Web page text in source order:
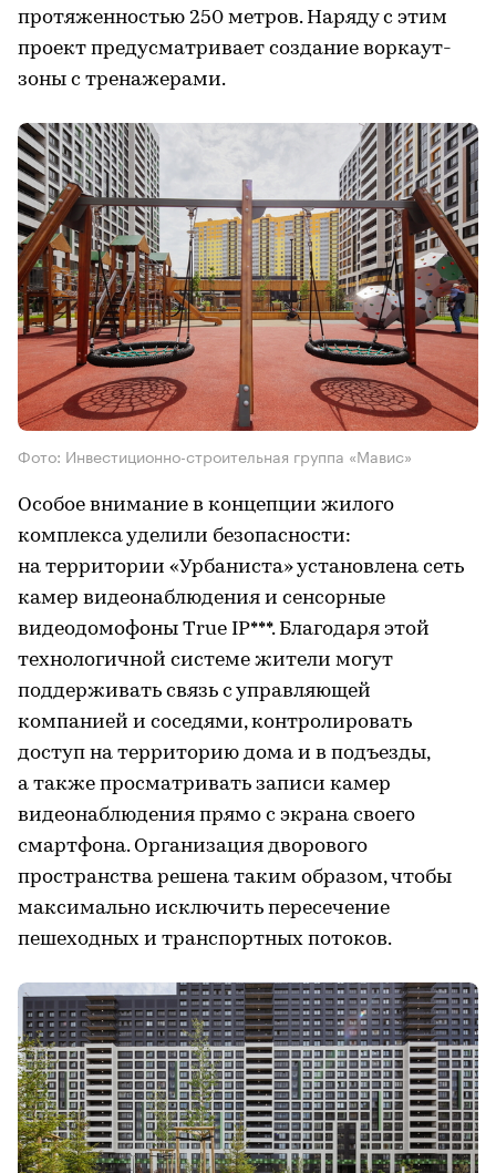
протяженностью 250 метров. Наряду с этим
проект предусматривает создание воркаут-
зоны с тренажерами.
Фото: Инвестиционно-строительная группа «Мавис»
Особое внимание в концепции жилого
комплекса уделили безопасности:
на территории «Урбаниста» установлена сеть
камер видеонаблюдения и сенсорные
видеодомофоны True IP***. Благодаря этой
технологичной системе жители могут
поддерживать связь с управляющей
компанией и соседями, контролировать
доступ на территорию дома и в подъезды,
а также просматривать записи камер
видеонаблюдения прямо с экрана своего
смартфона. Организация дворового
пространства решена таким образом, чтобы
максимально исключить пересечение
пешеходных и транспортных потоков.